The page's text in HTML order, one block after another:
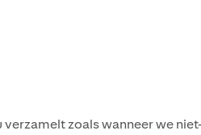
zoals wanneer we